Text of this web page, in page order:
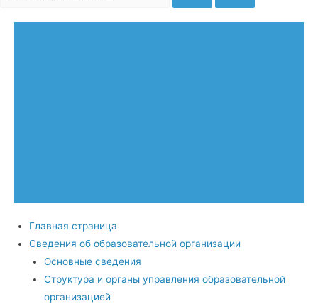
Главная страница
Сведения об образовательной организации
Основные сведения
Структура и органы управления образовательной
организацией